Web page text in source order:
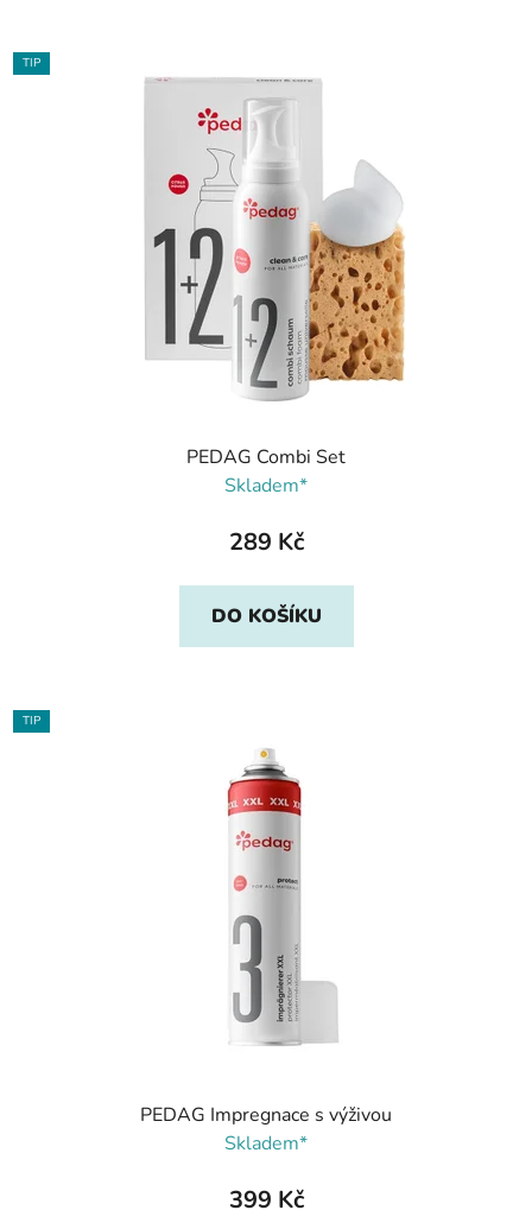
TIP
PEDAG Combi Set
Skladem*
289 Kč
DO KOŠÍKU
TIP
PEDAG Impregnace s výživou
Skladem*
399 Kč